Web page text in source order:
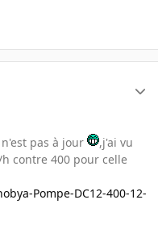
pas à jour
,j'ai vu
contre 400 pour celle
Pompe-DC12-400-12-